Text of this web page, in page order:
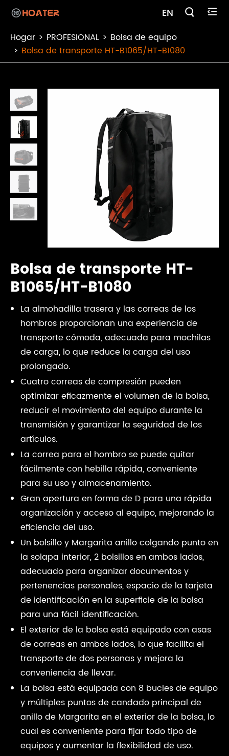
EN  
Hogar PROFESIONAL
Bolsa de equipo
Bolsa de transporte HT-B1065/HT-B1080
Bolsa de transporte HT-
B1065/HT-B1080
La almohadilla trasera y las correas de los
hombros proporcionan una experiencia de
transporte cómoda, adecuada para mochilas
de carga, lo que reduce la carga del uso
prolongado.
Cuatro correas de compresión pueden
optimizar eficazmente el volumen de la bolsa,
reducir el movimiento del equipo durante la
transmisión y garantizar la seguridad de los
artículos.
La correa para el hombro se puede quitar
fácilmente con hebilla rápida, conveniente
para su uso y almacenamiento.
Gran apertura en forma de D para una rápida
organización y acceso al equipo, mejorando la
eficiencia del uso.
Un bolsillo y Margarita anillo colgando punto en
la solapa interior, 2 bolsillos en ambos lados,
adecuado para organizar documentos y
pertenencias personales, espacio de la tarjeta
de identificación en la superficie de la bolsa
para una fácil identificación.
El exterior de la bolsa está equipado con asas
de correas en ambos lados, lo que facilita el
transporte de dos personas y mejora la
conveniencia de llevar.
La bolsa está equipada con 8 bucles de equipo
y múltiples puntos de candado principal de
anillo de Margarita en el exterior de la bolsa, lo
cual es conveniente para fijar todo tipo de
equipos y aumentar la flexibilidad de uso.